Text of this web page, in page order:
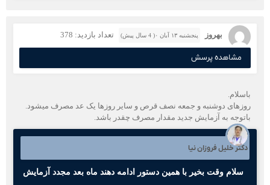
بهروز پنجشنبه ۱۳ آبان ۰( 4 سال پیش) تعداد بازدید: 378
مشاهده پرسش
باسلام.
روزهای دوشنبه و جمعه نصف قرص و سایر روزها یک عد مصرف میشود.
باتوجه به آزمایش جدید مقدار مصرف چقدر باشد.
دکتر خلیل فروزان نیا
سلام وقت بخیر با همین دستور ادامه دهند ماه بعد مجدد آزمایش